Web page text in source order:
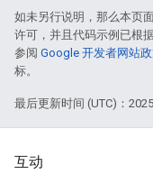
如未另行说明，那么本页
许可，并且代码示例已根
参阅 Google 开发者网站
标。
最后更新时间 (UTC)：
互动